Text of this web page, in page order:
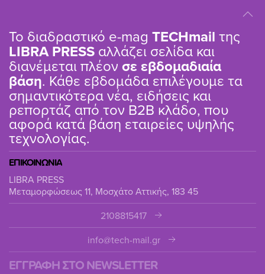
Το διαδραστικό e-mag TΕCHmail της
LIBRA PRESS αλλάζει σελίδα και
διανέμεται πλέον σε εβδομαδιαία
βάση. Κάθε εβδομάδα επιλέγουμε τα
σημαντικότερα νέα, ειδήσεις και
ρεπορτάζ από τον B2B κλάδο, που
αφορά κατά βάση εταιρείες υψηλής
τεχνολογίας.
ΕΠΙΚΟΙΝΩΝΙΑ
LIBRA PRESS
Μεταμορφώσεως 11, Μοσχάτο Αττικής, 183 45
2108815417
info@tech-mail.gr
ΕΓΓΡΑΦΗ ΣΤΟ NEWSLETTER